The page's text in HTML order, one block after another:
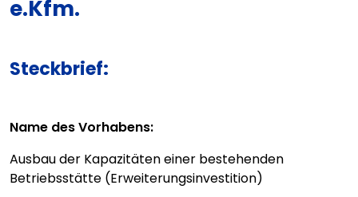
e.Kfm.
Steckbrief:
Name des Vorhabens:
Ausbau der Kapazitäten einer bestehenden
Betriebsstätte (Erweiterungsinvestition)